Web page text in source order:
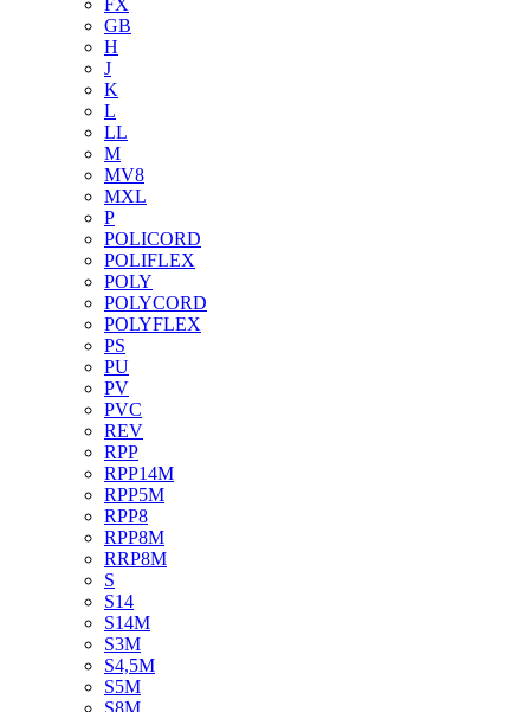
FX
GB
H
J
K
L
LL
M
MV8
MXL
P
POLICORD
POLIFLEX
POLY
POLYCORD
POLYFLEX
PS
PU
PV
PVC
REV
RPP
RPP14M
RPP5M
RPP8
RPP8M
RRP8M
S
S14
S14M
S3M
S4,5M
S5M
S8M